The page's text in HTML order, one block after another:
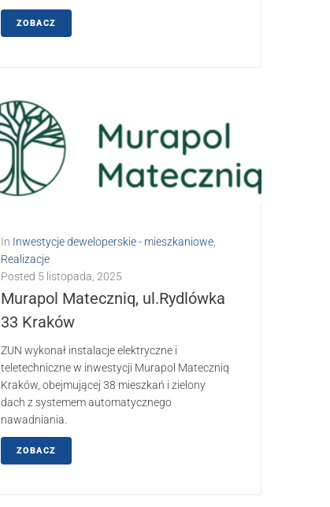
ZOBACZ
In Inwestycje deweloperskie - mieszkaniowe,
Realizacje
Posted 5 listopada, 2025
Murapol Mateczniq, ul.Rydlówka
33 Kraków
ZUN wykonał instalacje elektryczne i
teletechniczne w inwestycji Murapol Mateczniq
Kraków, obejmującej 38 mieszkań i zielony
dach z systemem automatycznego
nawadniania.
ZOBACZ